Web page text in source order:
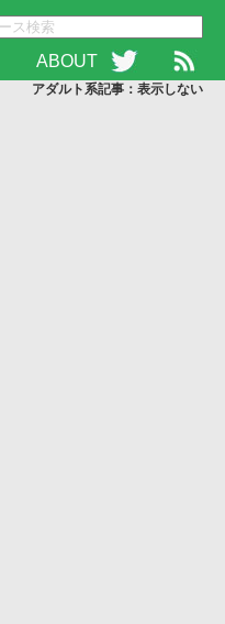
ABOUT
アダルト系記事：表示しない